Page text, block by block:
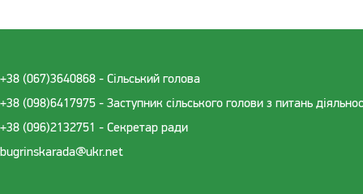
+38 (067)3640868 - Cільський голова
+38 (098)6417975 - Заступник сільського голови з питань
+38 (096)2132751 - Секретар ради
bugrinskarada@ukr.net